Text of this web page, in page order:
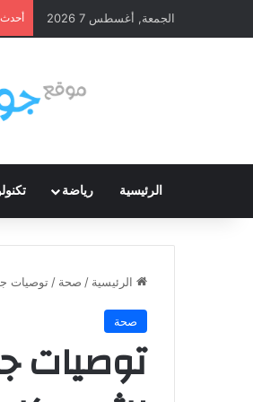
الجمعة, أغسطس 7 2026 أحدث
الرئيسية رياضة
الرئيسية / صحة /توصيات
صحة
توصيات